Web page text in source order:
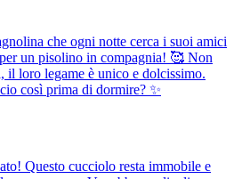
che ogni notte cerca i suoi amici
un pisolino in compagnia! 🥰 Non
il loro legame è unico e dolcissimo.
così prima di dormire? ✨
Questo cucciolo resta immobile e